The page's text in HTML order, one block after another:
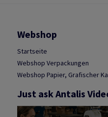
Webshop
Startseite
Webshop Verpackungen
Webshop Papier, Grafischer
Just ask Antalis